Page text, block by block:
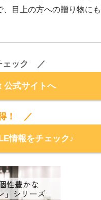
目上の方への贈り物に
ェック ／
式サイトへ
！ ／
情報をチェック♪